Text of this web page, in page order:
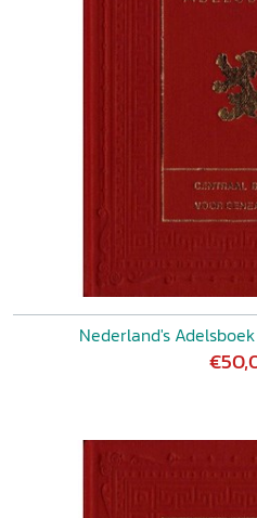
Nederland's Adelsboek